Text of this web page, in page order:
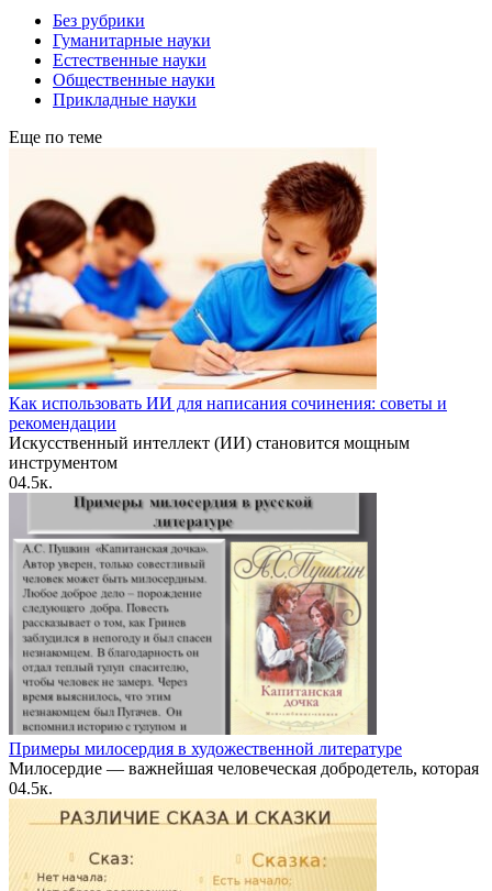
Без рубрики
Гуманитарные науки
Естественные науки
Общественные науки
Прикладные науки
Еще по теме
Как использовать ИИ для написания сочинения: советы и
рекомендации
Искусственный интеллект (ИИ) становится мощным
инструментом
04.5к.
Примеры милосердия в художественной литературе
Милосердие — важнейшая человеческая добродетель, которая
04.5к.